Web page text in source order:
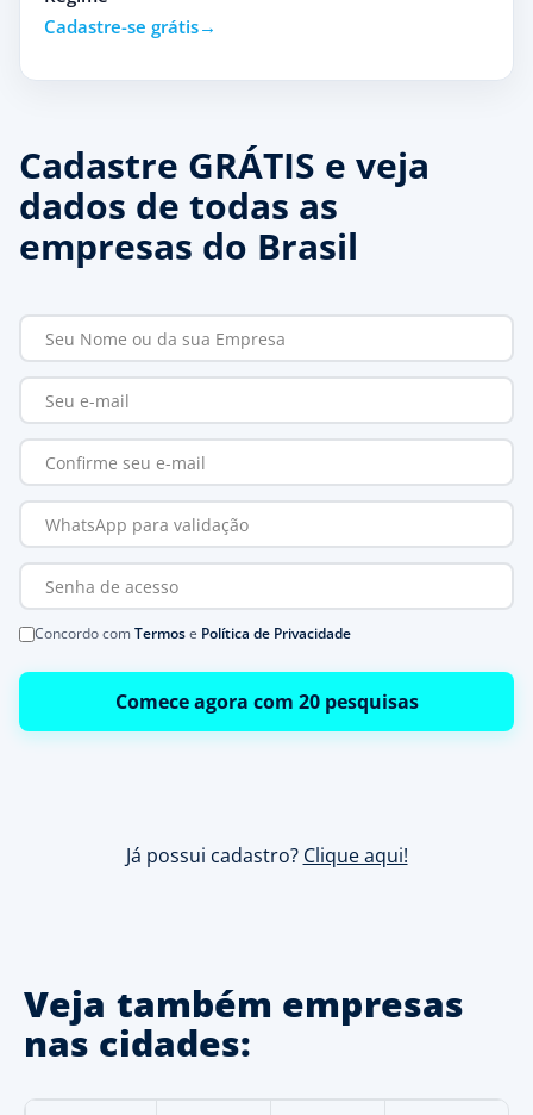
Cadastre-se grátis
Cadastre GRÁTIS e veja
dados de todas as
empresas do Brasil
Concordo comTermose Política de Privacidade
Comece agora com 20 pesquisas
Já possui cadastro? Clique aqui!
Veja também empresas
nas cidades: